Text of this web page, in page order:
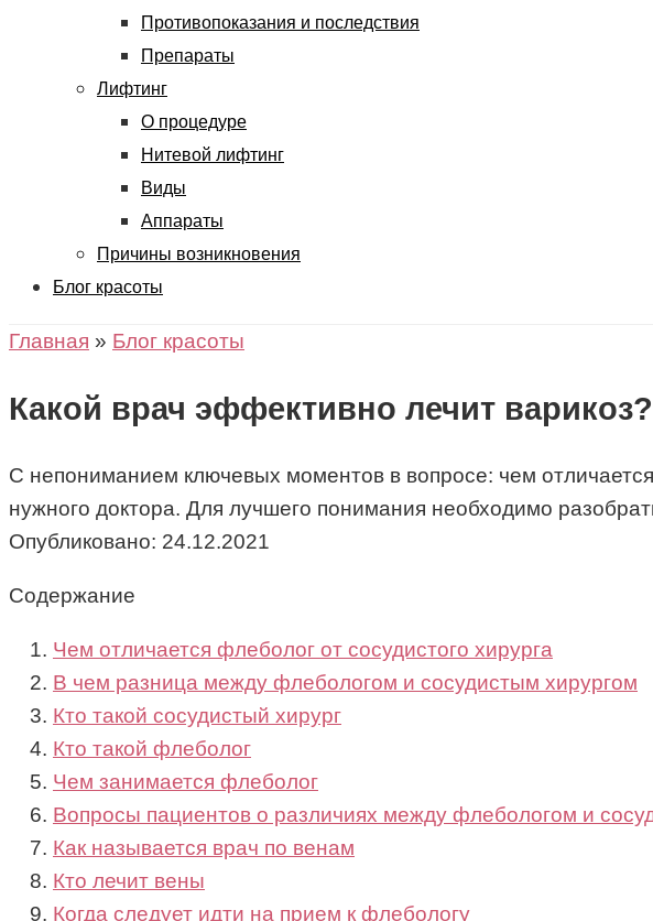
Противопоказания и последствия
Препараты
Лифтинг
О процедуре
Нитевой лифтинг
Виды
Аппараты
Причины возникновения
Блог красоты
Главная » Блог красоты
Какой врач эффективно лечит варикоз?
С непониманием ключевых моментов в вопросе: чем
нужного доктора. Для лучшего понимания необходимо
Опубликовано: 24.12.2021
Содержание
Чем отличается флеболог от сосудистого хирурга
В чем разница между флебологом и сосудистым хирургом
Кто такой сосудистый хирург
Кто такой флеболог
Чем занимается флеболог
Вопросы пациентов о различиях между флебологом и
Как называется врач по венам
Кто лечит вены
Когда следует идти на прием к флебологу